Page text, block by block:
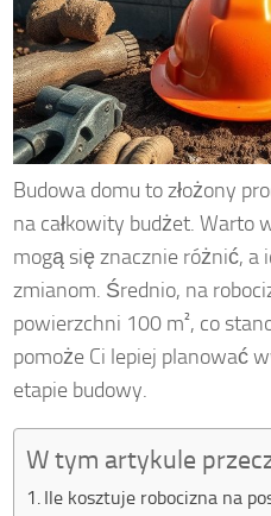
Budowa domu to złożony
na całkowity budżet. Warto
mogą się znacznie różnić, a
zmianom. Średnio, na
powierzchni 100 m², co
pomoże Ci lepiej planować
etapie budowy.
W tym artykule
Ile kosztuje robocizna na